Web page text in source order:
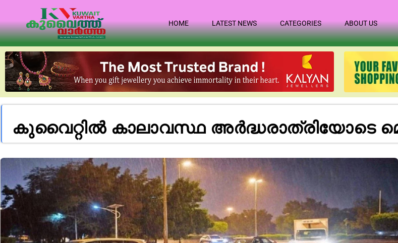
HOME LATEST NEWS CATEGORIES ABOUT US
കുവൈറ്റിൽ കാലാവസ്ഥ അർദ്ധരാത്രിയോടെ